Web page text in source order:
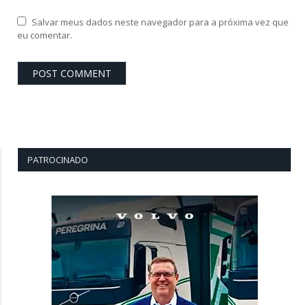
Salvar meus dados neste navegador para a próxima vez que
eu comentar.
PATROCINADO